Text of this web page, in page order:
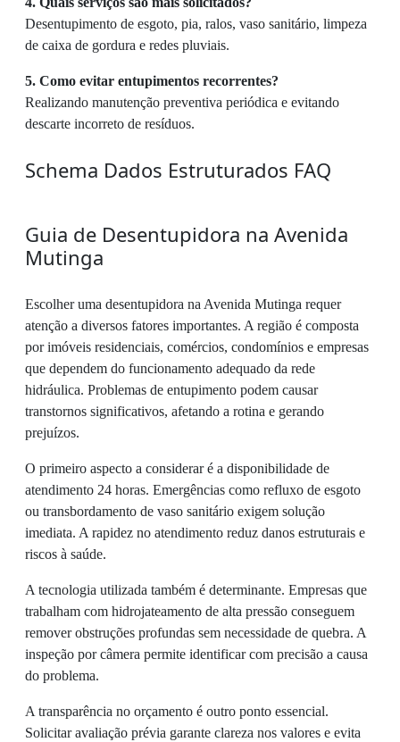
Desentupimento de esgoto, pia, ralos, vaso sanitário, limpeza
de caixa de gordura e redes pluviais.
5. Como evitar entupimentos recorrentes?
Realizando manutenção preventiva periódica e evitando
descarte incorreto de resíduos.
Schema Dados Estruturados FAQ
Guia de Desentupidora na Avenida
Mutinga
Escolher uma desentupidora na Avenida Mutinga requer
atenção a diversos fatores importantes. A região é composta
por imóveis residenciais, comércios, condomínios e empresas
que dependem do funcionamento adequado da rede
hidráulica. Problemas de entupimento podem causar
transtornos significativos, afetando a rotina e gerando
prejuízos.
O primeiro aspecto a considerar é a disponibilidade de
atendimento 24 horas. Emergências como refluxo de esgoto
ou transbordamento de vaso sanitário exigem solução
imediata. A rapidez no atendimento reduz danos estruturais e
riscos à saúde.
A tecnologia utilizada também é determinante. Empresas que
trabalham com hidrojateamento de alta pressão conseguem
remover obstruções profundas sem necessidade de quebra. A
inspeção por câmera permite identificar com precisão a causa
do problema.
A transparência no orçamento é outro ponto essencial.
Solicitar avaliação prévia garante clareza nos valores e evita